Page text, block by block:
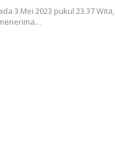
3 Mei 2023 pukul 23.37 Wita,